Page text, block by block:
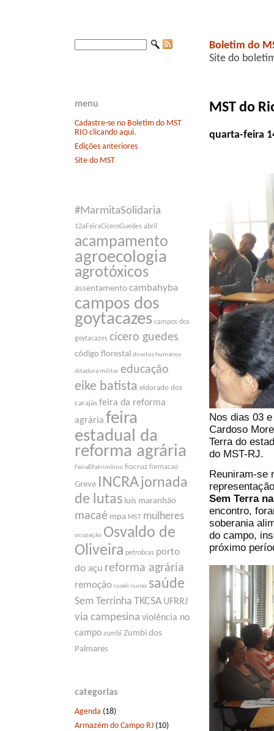
menu
Cadastre-se no Boletim do MST
RIO clicando aqui.
Edições anteriores
Site do MST
#MarmitaSolidaria
12aFeiraCíceroGuedes abril
acampamento
agroecologia
agrotóxicos
assentamento cambahyba
campos dos
goytacazes campos dos
goytacazes cícero guedes
código florestal direitos humanos
ditadura militar educação
eike batista eldorado dos
carajás feira da reforma
agrária feira
estadual da
reforma agrária
FeiraÉPatrimônio fiocruz formacao
Greve INCRA jornada
de lutas luís maranhão
macaé mpa MST mulheres
ocupação Osvaldo de
Oliveira petrobras porto
do açu reforma agrária
remoção roseli nunes saúde
Sem Terrinha TKCSA UFRRJ
via campesina violência no
campo zumbi Zumbi dos
Palmares
categorias
Agenda (18)
Armazém do Campo RJ (10)
Boletim do
Site do
MST do
quarta-feira
Nos dias 03
Cardoso
Terra do
do MST-RJ.
Reuniram-se
Sem Terra
encontro,
soberania
do campo,
próximo